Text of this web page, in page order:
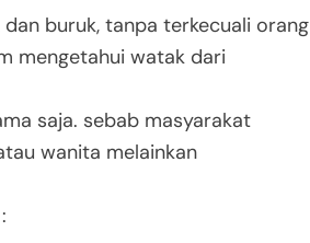
buruk, tanpa terkecuali orang
mengetahui watak dari
saja. sebab masyarakat
wanita melainkan